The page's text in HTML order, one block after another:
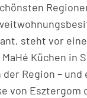
steht vor
Küchen
Region –
von Esztergom